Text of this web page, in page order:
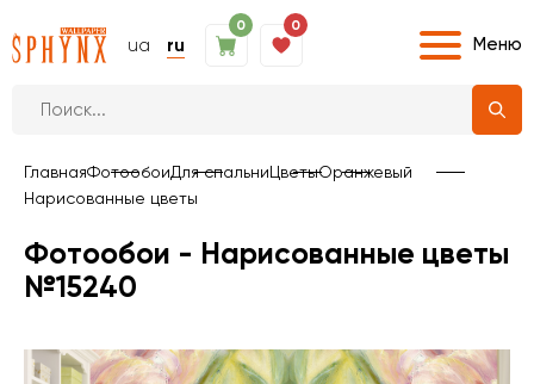
ua ru
0 0
Меню
ГлавнаяФотообоиДля спальниЦветыОранжевый
Нарисованные цветы
Фотообои - Нарисованные цветы
№15240